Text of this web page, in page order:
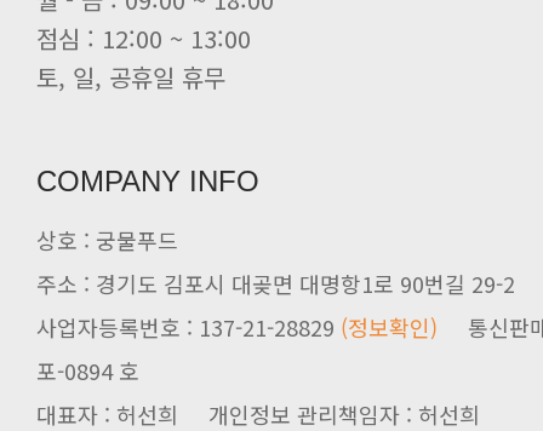
점심 : 12:00 ~ 13:00
토, 일, 공휴일 휴무
COMPANY INFO
상호 : 궁물푸드
주소 : 경기도 김포시 대곶면 대명항1로 90번길 29-2
사업자등록번호 : 137-21-28829 (정보확인) 통신판
포-0894 호
대표자 : 허선희 개인정보 관리책임자 : 허선희